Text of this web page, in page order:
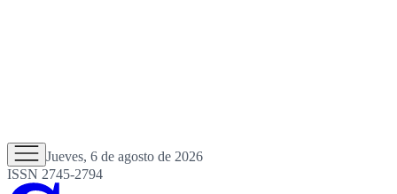
Jueves, 6 de agosto de 2026
ISSN 2745-2794